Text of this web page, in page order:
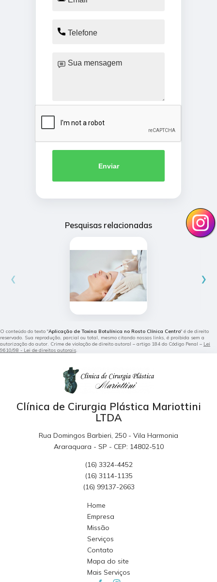
Enviar
Pesquisas relacionadas
‹ ›
O conteúdo do texto "Aplicação de Toxina Botulínica no Rosto Clínica Centro" é de direito
reservado. Sua reprodução, parcial ou total, mesmo citando nossos links, é proibida sem a
autorização do autor. Crime de violação de direito autoral – artigo 184 do Código Penal – Lei
9610/98 - Lei de direitos autorais.
Clínica de Cirurgia Plástica Mariottini
LTDA
Rua Domingos Barbieri, 250 - Vila Harmonia
Araraquara - SP - CEP: 14802-510
(16) 3324-4452
(16) 3114-1135
(16) 99137-2663
Home
Empresa
Missão
Serviços
Contato
Mapa do site
Mais Serviços